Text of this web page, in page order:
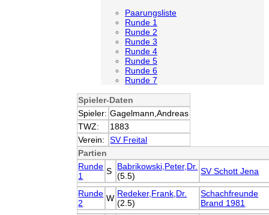
Paarungsliste
Runde 1
Runde 2
Runde 3
Runde 4
Runde 5
Runde 6
Runde 7
Spieler-Daten
Spieler: Gagelmann,Andreas
TWZ:
1883
Verein:
SV Freital
Partien
Runde
1
S
Babrikowski,Peter,Dr.
(5.5)
SV Schott Jena
Runde
2
W Redeker,Frank,Dr.
(2.5)
Schachfreunde
Brand 1981